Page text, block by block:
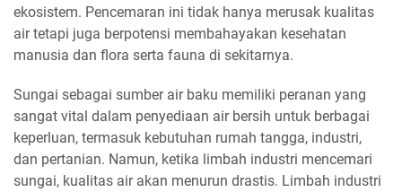
ekosistem. Pencemaran ini tidak hanya merusak kualitas
air tetapi juga berpotensi membahayakan kesehatan
manusia dan flora serta fauna di sekitarnya.
Sungai sebagai sumber air baku memiliki peranan yang
sangat vital dalam penyediaan air bersih untuk berbagai
keperluan, termasuk kebutuhan rumah tangga, industri,
dan pertanian. Namun, ketika limbah industri mencemari
sungai, kualitas air akan menurun drastis. Limbah industri